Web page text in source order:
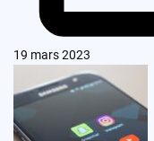
19 mars 2023